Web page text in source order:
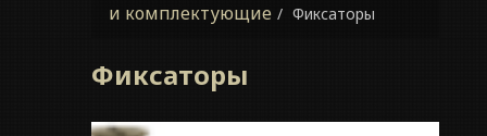
и комплектующие
Фиксаторы
Фиксаторы